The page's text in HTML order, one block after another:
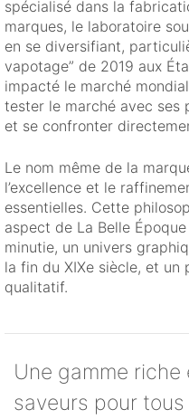
spécialisé dans la
marques, le laboratoire
en se diversifiant,
vapotage” de 2019 aux
impacté le marché
tester le marché avec ses
et se confronter
Le nom même de la
l’excellence et le
essentielles. Cette
aspect de La Belle
minutie, un univers
la fin du XIXe siècle, et un
qualitatif.
Une gamme
saveurs pour